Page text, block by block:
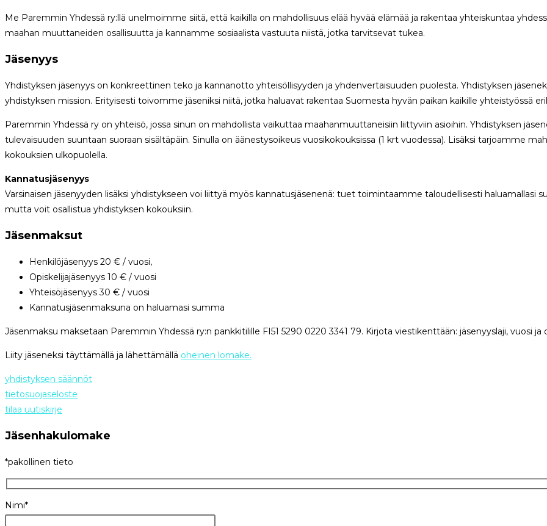
Me Paremmin Yhdessä ry:llä unelmoimme siitä, että kaikilla on mahdollisuus elää hyvää elämää ja rakentaa yhteiskuntaa
maahan muuttaneiden osallisuutta ja kannamme sosiaalista vastuuta niistä, jotka tarvitsevat tukea.
Jäsenyys
Yhdistyksen jäsenyys on konkreettinen teko ja kannanotto yhteisöllisyyden ja yhdenvertaisuuden puolesta. Yhdistyksen
yhdistyksen mission. Erityisesti toivomme jäseniksi niitä, jotka haluavat rakentaa Suomesta hyvän paikan kaikille yhteistyössä
Paremmin Yhdessä ry on yhteisö, jossa sinun on mahdollista vaikuttaa maahanmuuttaneisiin liittyviin asioihin. Yhdistyksen
tulevaisuuden suuntaan suoraan sisältäpäin. Sinulla on äänestysoikeus vuosikokouksissa (1 krt vuodessa). Lisäksi tarjoamme
kokouksien ulkopuolella.
Kannatusjäsenyys
Varsinaisen jäsenyyden lisäksi yhdistykseen voi liittyä myös kannatusjäsenenä: tuet toimintaamme taloudellisesti haluamallasi
mutta voit osallistua yhdistyksen kokouksiin.
Jäsenmaksut
Henkilöjäsenyys 20 € / vuosi,
Opiskelijajäsenyys 10 € / vuosi
Yhteisöjäsenyys 30 € / vuosi
Kannatusjäsenmaksuna on haluamasi summa
Jäsenmaksu maksetaan Paremmin Yhdessä ry:n pankkitilille FI51 5290 0220 3341 79. Kirjota viestikenttään: jäsenyyslaji, vuosi ja
Liity jäseneksi täyttämällä ja lähettämällä oheinen lomake.
yhdistyksen säännöt
tietosuojaseloste
tilaa uutiskirje
Jäsenhakulomake
*pakollinen tieto
Nimi*